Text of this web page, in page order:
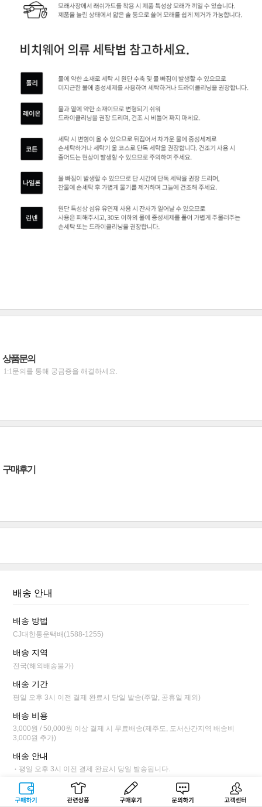
구매하기 관련상품 상품후기 문의하기 고객센터
상품문의
1:1문의를 통해 궁금증을 해결하세요.
구매후기
배송 안내
배송 방법
CJ대한통운택배(1588-1255)
배송 지역
전국(해외배송불가)
배송 기간
평일 오후 3시 이전 결제 완료시 당일 발송(주말, 공휴일 제외)
배송 비용
3,000원 / 50,000원 이상 결제 시 무료배송(제주도, 도서산간지역 배송비
3,000원 추가)
배송 안내
평일 오후 3시 이전 결제 완료시 당일 발송됩니다.
배송 상태가 상품 준비 단계까지만 배송 전 취소/변경이 가능합니다.(마이
페이지>최근주문내역>주문상세>취소/변경에서 직접 가능)
배송 준비 상태 이후에는 변경 불가하며, 수령 후 교환/반품으로만 처리되며